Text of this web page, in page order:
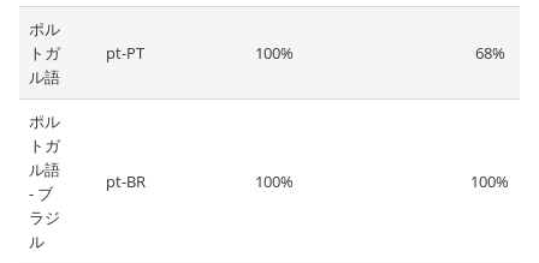
ポル
トガ
ル語
pt-PT 100% 68%
ポル
トガ
ル語
- ブ
ラジ
ル
pt-BR 100% 100%